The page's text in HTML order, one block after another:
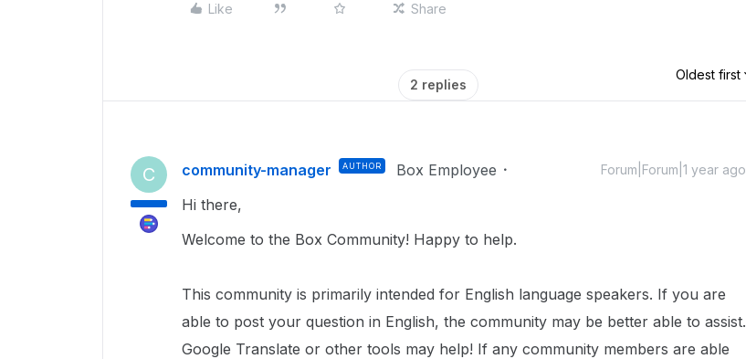
Like Share
2 replies
Oldest first
C community-manager AUTHOR Box Employee Forum|Forum|1 year ago
Hi there,
Welcome to the Box Community! Happy to help.
This community is primarily intended for English language speakers. If you are
able to post your question in English, the community may be better able to assist.
Google Translate or other tools may help! If any community members are able